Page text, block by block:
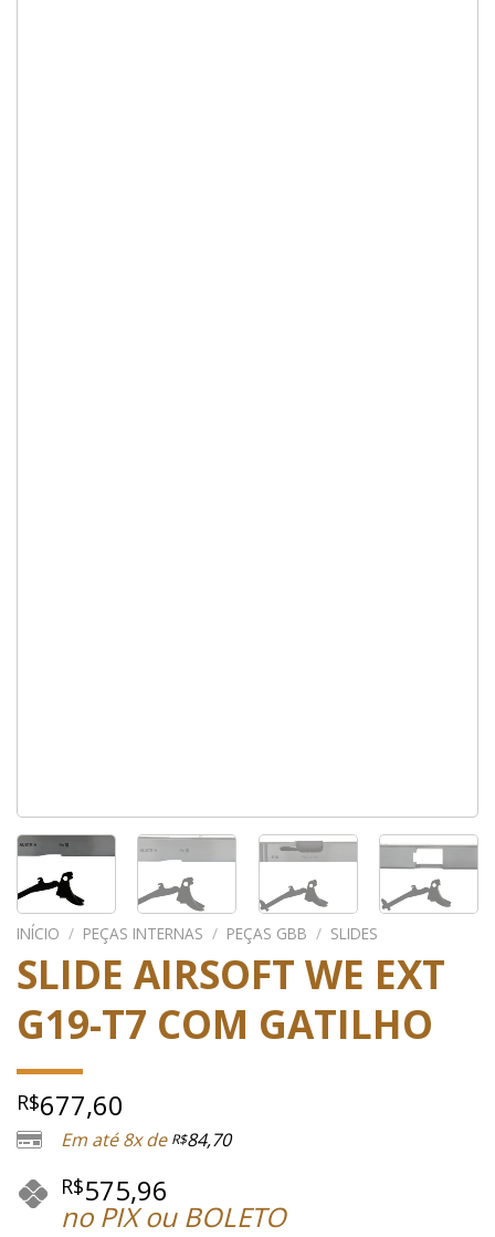
INÍCIO / PEÇAS INTERNAS / PEÇAS GBB / SLIDES
SLIDE AIRSOFT WE EXT
G19-T7 COM GATILHO
R$677,60
Em até 8x de R$84,70
R$575,96
no PIX ou BOLETO